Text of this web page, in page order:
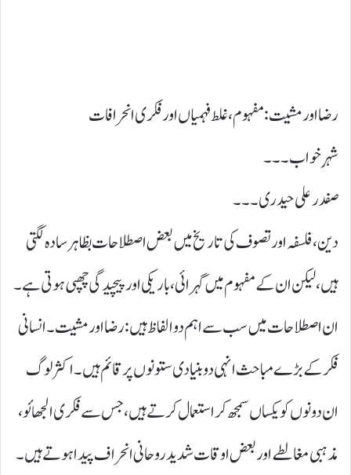
رضا اور مشیت: مفہوم، غلط فہمیاں اور فکری انحرافات
شہرِ خواب ۔۔۔
صفدر علی حیدری۔۔۔
دین، فلسفہ اور تصوف کی تاریخ میں بعض اصطلاحات بظاہر سادہ لگتی
ہیں، لیکن ان کے مفہوم میں گہرائی، باریکی اور پیچیدگی چھپی ہوتی ہے۔
ان اصطلاحات میں سب سے اہم دو الفاظ ہیں: رضا اور مشیت۔ انسانی
فکر کے بڑے مباحث انہی دو بنیادی ستونوں پر قائم ہیں۔ اکثر لوگ
ان دونوں کو یکساں سمجھ کر استعمال کرتے ہیں، جس سے فکری الجھائو،
مذہبی مغالطے اور بعض اوقات شدید روحانی انحراف پیدا ہوتے ہیں۔